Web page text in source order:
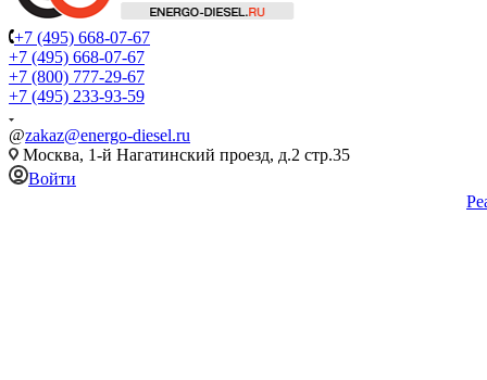
+7 (495) 668-07-67
+7 (495) 668-07-67
+7 (800) 777-29-67
+7 (495) 233-93-59
@zakaz@energo-diesel.ru
Москва, 1-й Нагатинский проезд, д.2 стр.35
Войти